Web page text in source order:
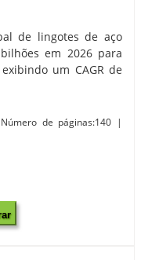
de lingotes de aço
em 2026 para
um CAGR de
de páginas:140
|